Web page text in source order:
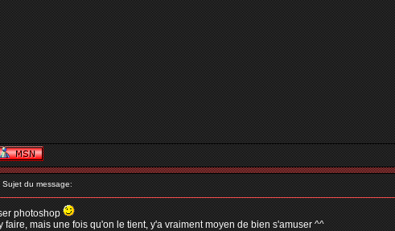
du message:
photoshop
faire, mais une fois qu'on le tient, y'a vraiment moyen de bien s'amuser ^^